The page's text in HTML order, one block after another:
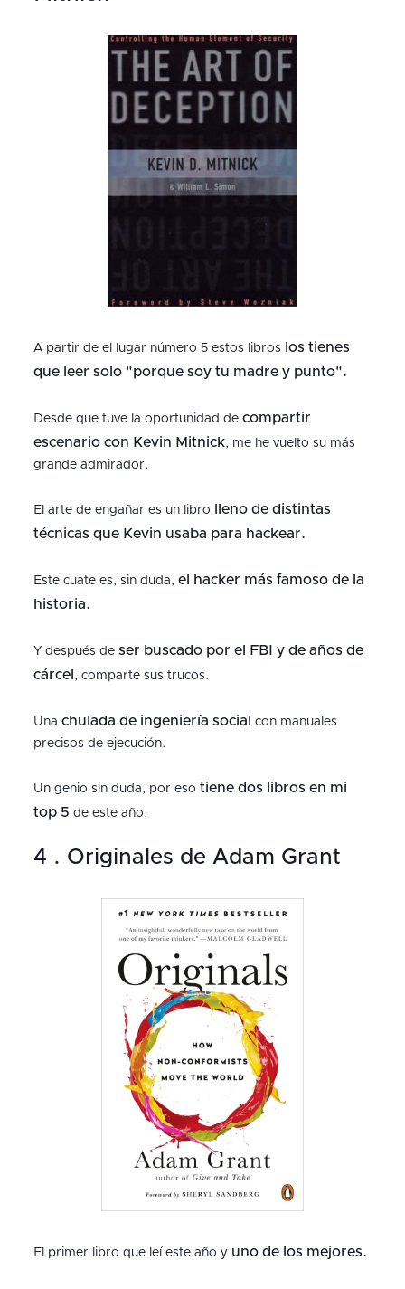
A partir de el lugar número 5 estos libros
los tienes
que leer solo "porque soy tu madre y punto".
Desde que tuve la oportunidad de compartir
escenario con Kevin Mitnick, me he vuelto su más
grande admirador.
El arte de engañar es un libro
lleno de distintas
técnicas que Kevin usaba para hackear.
Este cuate es, sin duda, el hacker más famoso de la
historia.
Y después de ser buscado por el FBI y de años de
cárcel , comparte sus trucos.
Una chulada de ingeniería social
con manuales
precisos de ejecución.
Un genio sin duda, por eso tiene dos libros en mi
top 5 de este año.
4 . Originales de Adam Grant
El primer libro que leí este año y uno de los mejores.